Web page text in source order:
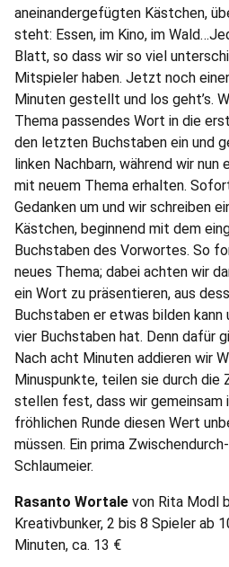
aneinandergefügten Kästchen,
steht: Essen, im Kino, im
Blatt, so dass wir so viel
Mitspieler haben. Jetzt noch
Minuten gestellt und los geht’s.
Thema passendes Wort in die
den letzten Buchstaben ein und
linken Nachbarn, während wir
mit neuem Thema erhalten.
Gedanken um und wir schreiben
Kästchen, beginnend mit dem
Buchstaben des Vorwortes. So
neues Thema; dabei achten wir
ein Wort zu präsentieren, aus
Buchstaben er etwas bilden kann
vier Buchstaben hat. Denn dafür
Nach acht Minuten addieren wir
Minuspunkte, teilen sie durch die
stellen fest, dass wir gemeinsam
fröhlichen Runde diesen Wert
müssen. Ein prima
Schlaumeier.
Rasanto Wortale von Rita Modl
Kreativbunker, 2 bis 8 Spieler ab
Minuten, ca. 13 €